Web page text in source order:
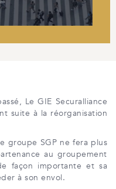
Le GIE Securalliance
suite à la réorganisation
groupe SGP ne fera plus
au groupement
façon importante et sa
à son envol.